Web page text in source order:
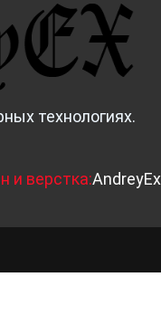
технологиях.
и верстка:AndreyEx